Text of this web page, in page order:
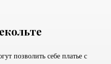
позволить себе платье с